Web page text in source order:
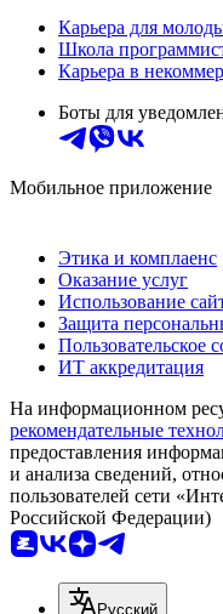
Карьера для
Школа
Карьера в
Боты для
Мобильное приложение
Этика и комплаенс
Оказание услуг
Использование
Защита
Пользовательское
ИТ аккредитация
На информационном
рекомендательные
предоставления
и анализа сведений,
пользователей сети
Российской Федерации)
Русский